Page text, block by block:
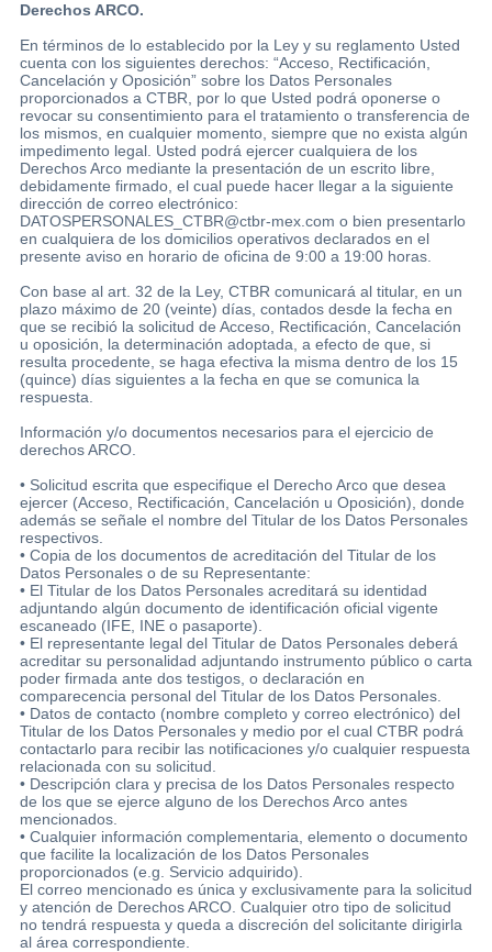
Derechos ARCO.
En términos de lo establecido por la Ley y su reglamento Usted
cuenta con los siguientes derechos: “Acceso, Rectificación,
Cancelación y Oposición” sobre los Datos Personales
proporcionados a CTBR, por lo que Usted podrá oponerse o
revocar su consentimiento para el tratamiento o transferencia de
los mismos, en cualquier momento, siempre que no exista algún
impedimento legal. Usted podrá ejercer cualquiera de los
Derechos Arco mediante la presentación de un escrito libre,
debidamente firmado, el cual puede hacer llegar a la siguiente
dirección de correo electrónico:
DATOSPERSONALES_CTBR@ctbr-mex.com o bien presentarlo
en cualquiera de los domicilios operativos declarados en el
presente aviso en horario de oficina de 9:00 a 19:00 horas.
Con base al art. 32 de la Ley, CTBR comunicará al titular, en un
plazo máximo de 20 (veinte) días, contados desde la fecha en
que se recibió la solicitud de Acceso, Rectificación, Cancelación
u oposición, la determinación adoptada, a efecto de que, si
resulta procedente, se haga efectiva la misma dentro de los 15
(quince) días siguientes a la fecha en que se comunica la
respuesta.
Información y/o documentos necesarios para el ejercicio de
derechos ARCO.
• Solicitud escrita que especifique el Derecho Arco que desea
ejercer (Acceso, Rectificación, Cancelación u Oposición), donde
además se señale el nombre del Titular de los Datos Personales
respectivos.
• Copia de los documentos de acreditación del Titular de los
Datos Personales o de su Representante:
• El Titular de los Datos Personales acreditará su identidad
adjuntando algún documento de identificación oficial vigente
escaneado (IFE, INE o pasaporte).
• El representante legal del Titular de Datos Personales deberá
acreditar su personalidad adjuntando instrumento público o carta
poder firmada ante dos testigos, o declaración en
comparecencia personal del Titular de los Datos Personales.
• Datos de contacto (nombre completo y correo electrónico) del
Titular de los Datos Personales y medio por el cual CTBR podrá
contactarlo para recibir las notificaciones y/o cualquier respuesta
relacionada con su solicitud.
• Descripción clara y precisa de los Datos Personales respecto
de los que se ejerce alguno de los Derechos Arco antes
mencionados.
• Cualquier información complementaria, elemento o documento
que facilite la localización de los Datos Personales
proporcionados (e.g. Servicio adquirido).
El correo mencionado es única y exclusivamente para la solicitud
y atención de Derechos ARCO. Cualquier otro tipo de solicitud
no tendrá respuesta y queda a discreción del solicitante dirigirla
al área correspondiente.